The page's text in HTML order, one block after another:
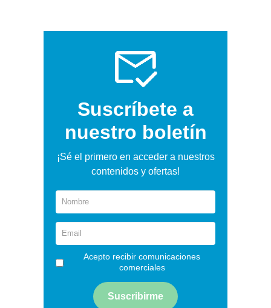
Suscríbete a
nuestro boletín
¡Sé el primero en acceder a nuestros
contenidos y ofertas!
Acepto recibir comunicaciones
comerciales